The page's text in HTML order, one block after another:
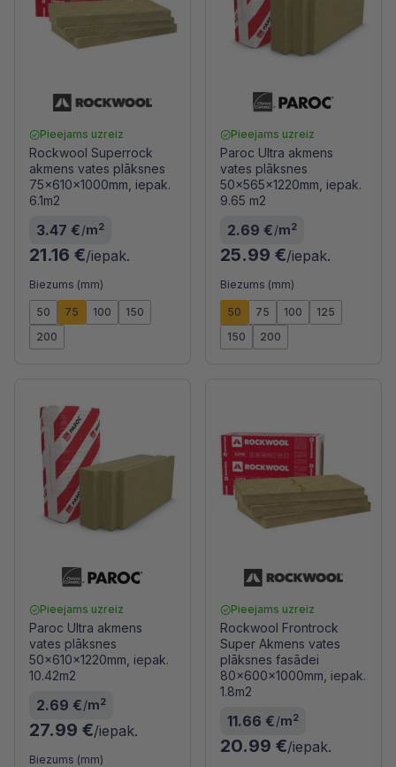
Pieejams uzreiz
Rockwool Superrock
akmens vates plāksnes
75x610x1000mm, iepak.
6.1m2
3.47 €/m2
21.16 €/iepak.
Biezums (mm)
50 75 100
150
200
Pieejams uzreiz
Paroc Ultra akmens
vates plāksnes
50x565x1220mm, iepak.
9.65 m2
2.69 €/m2
25.99 €/iepak.
Biezums (mm)
50 75 100
125
150
200
Pieejams uzreiz
Paroc Ultra akmens
vates plāksnes
50x610x1220mm, iepak.
10.42m2
2.69 €/m2
27.99 €/iepak.
Biezums (mm)
Pieejams uzreiz
Rockwool Frontrock
Super Akmens vates
plāksnes fasādei
80x600x1000mm, iepak.
1.8m2
11.66 €/m2
20.99 €/iepak.